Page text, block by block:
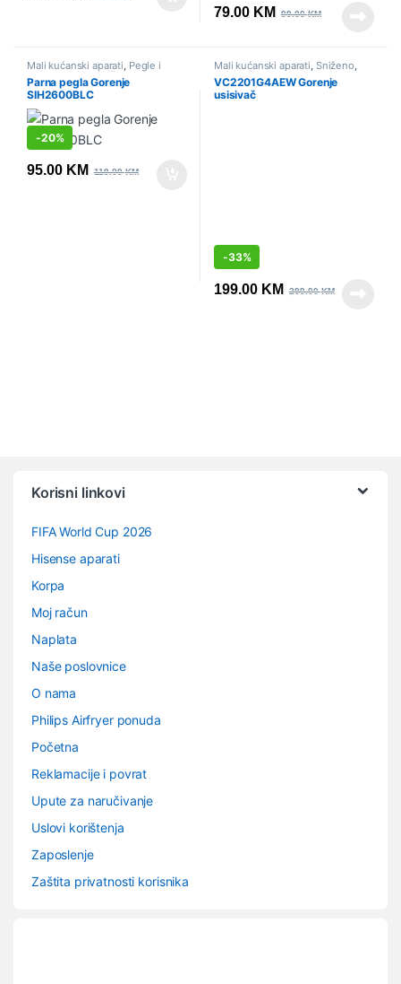
79.00 KM 99.00KM
Mali kućanski aparati, Pegle i
parne stanice ,Sniženo
Parna pegla Gorenje
SIH2600BLC
-20%
95.00 KM 119.00KM
Mali kućanski aparati, Sniženo,
Usisivači
VC2201G4AEW Gorenje
usisivač
-33%
199.00 KM 299.00KM
Korisni linkovi
FIFA World Cup 2026
Hisense aparati
Korpa
Moj račun
Naplata
Naše poslovnice
O nama
Philips Airfryer ponuda
Početna
Reklamacije i povrat
Upute za naručivanje
Uslovi korištenja
Zaposlenje
Zaštita privatnosti korisnika